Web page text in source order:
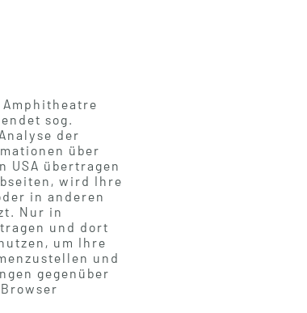
Amphitheatre
sog.
der
über
USA übertragen
wird Ihre
in anderen
Nur in
und dort
um Ihre
und
gegenüber